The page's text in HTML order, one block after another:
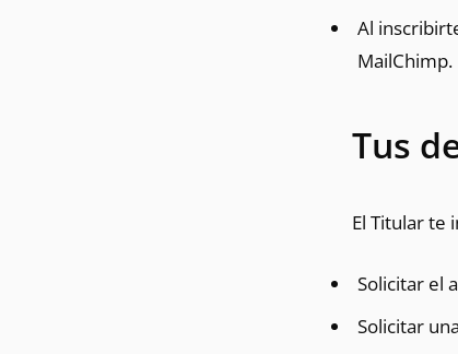
Al
MailChimp.
Tus
El Titular te
Solicitar el
Solicitar